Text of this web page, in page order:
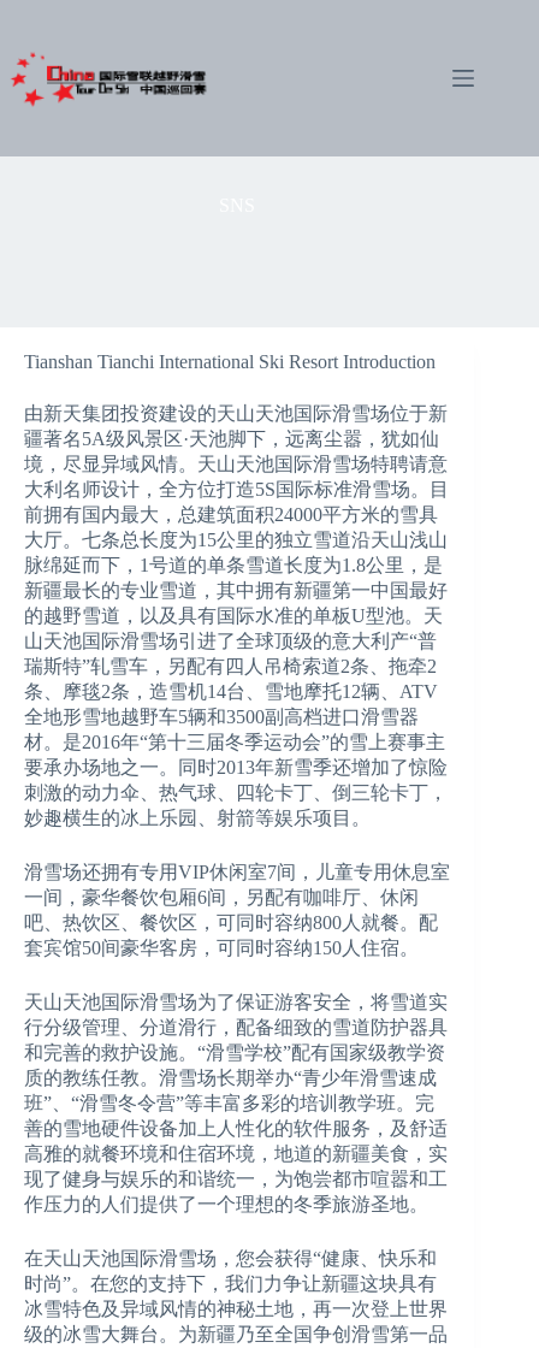
content
Tianshan Tianchi International Ski Resort Introduction
由新天集团投资建设的天山天池国际滑雪场位于新
疆著名5A级风景区·天池脚下，远离尘嚣，犹如仙
境，尽显异域风情。天山天池国际滑雪场特聘请意
大利名师设计，全方位打造5S国际标准滑雪场。目
前拥有国内最大，总建筑面积24000平方米的雪具
大厅。七条总长度为15公里的独立雪道沿天山浅山
脉绵延而下，1号道的单条雪道长度为1.8公里，是
新疆最长的专业雪道，其中拥有新疆第一中国最好
的越野雪道，以及具有国际水准的单板U型池。天
山天池国际滑雪场引进了全球顶级的意大利产“普
瑞斯特”轧雪车，另配有四人吊椅索道2条、拖牵2
条、摩毯2条，造雪机14台、雪地摩托12辆、ATV
全地形雪地越野车5辆和3500副高档进口滑雪器
材。是2016年“第十三届冬季运动会”的雪上赛事主
要承办场地之一。同时2013年新雪季还增加了惊险
刺激的动力伞、热气球、四轮卡丁、倒三轮卡丁，
妙趣横生的冰上乐园、射箭等娱乐项目。
滑雪场还拥有专用VIP休闲室7间，儿童专用休息室
一间，豪华餐饮包厢6间，另配有咖啡厅、休闲
吧、热饮区、餐饮区，可同时容纳800人就餐。配
套宾馆50间豪华客房，可同时容纳150人住宿。
天山天池国际滑雪场为了保证游客安全，将雪道实
行分级管理、分道滑行，配备细致的雪道防护器具
和完善的救护设施。“滑雪学校”配有国家级教学资
质的教练任教。滑雪场长期举办“青少年滑雪速成
班”、“滑雪冬令营”等丰富多彩的培训教学班。完
善的雪地硬件设备加上人性化的软件服务，及舒适
高雅的就餐环境和住宿环境，地道的新疆美食，实
现了健身与娱乐的和谐统一，为饱尝都市喧嚣和工
作压力的人们提供了一个理想的冬季旅游圣地。
在天山天池国际滑雪场，您会获得“健康、快乐和
时尚”。在您的支持下，我们力争让新疆这块具有
冰雪特色及异域风情的神秘土地，再一次登上世界
级的冰雪大舞台。为新疆乃至全国争创滑雪第一品